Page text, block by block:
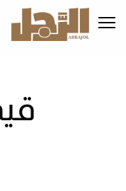
إلى
المحتوى